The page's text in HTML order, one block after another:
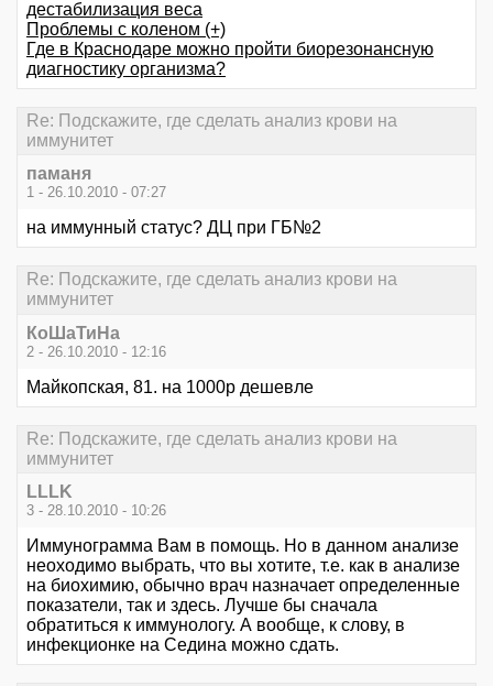
дестабилизация веса
Проблемы с коленом (+)
Где в Краснодаре можно пройти биорезонансную
диагностику организма?
Re: Подскажите, где сделать анализ крови на
иммунитет
паманя
1 - 26.10.2010 - 07:27
на иммунный статус? ДЦ при ГБ№2
Re: Подскажите, где сделать анализ крови на
иммунитет
КоШаТиНа
2 - 26.10.2010 - 12:16
Майкопская, 81. на 1000р дешевле
Re: Подскажите, где сделать анализ крови на
иммунитет
LLLK
3 - 28.10.2010 - 10:26
Иммунограмма Вам в помощь. Но в данном анализе
неоходимо выбрать, что вы хотите, т.е. как в анализе
на биохимию, обычно врач назначает определенные
показатели, так и здесь. Лучше бы сначала
обратиться к иммунологу. А вообще, к слову, в
инфекционке на Седина можно сдать.